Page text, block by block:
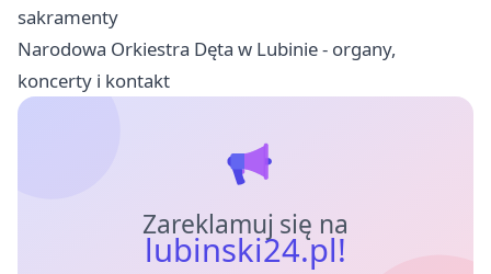
sakramenty
Narodowa Orkiestra Dęta w Lubinie - organy,
koncerty i kontakt
Zareklamuj się na
lubinski24.pl!